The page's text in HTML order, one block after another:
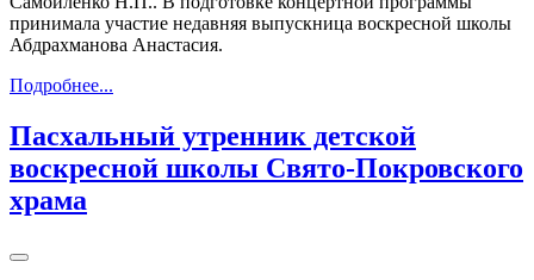
принимала участие недавняя выпускница воскресной школы
Абдрахманова Анастасия.
Подробнее...
Пасхальный утренник детской
воскресной школы Свято-Покровского
храма